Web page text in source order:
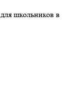
школьников в